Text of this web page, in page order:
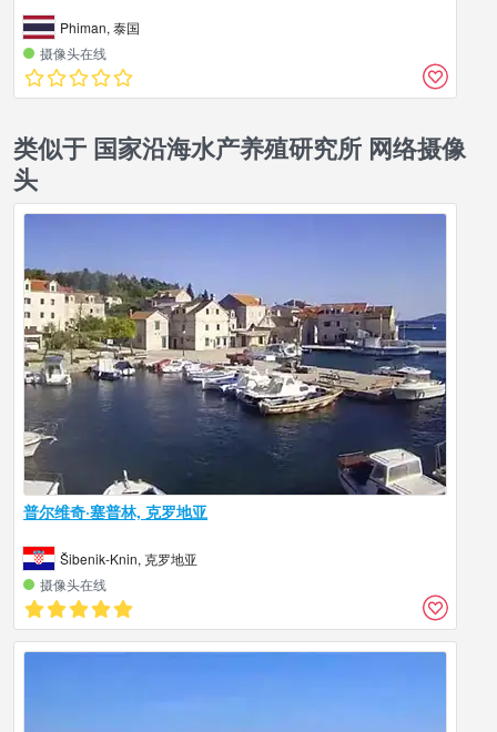
Phiman, 泰国
摄像头在线
类似于 国家沿海水产养殖研究所 网络摄像
头
普尔维奇·塞普林, 克罗地亚
Šibenik-Knin, 克罗地亚
摄像头在线